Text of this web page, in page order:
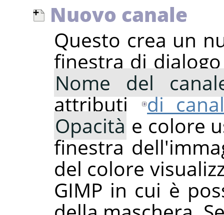
Nuovo canale
Questo crea un
finestra di
Nome del
attributi di
Opacità e colore
finestra
del colore
GIMP in cui è